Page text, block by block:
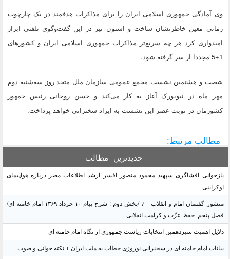
وی آمادگی جمهوری اسلامی ایران را برای مذاکرات هدفمند در یک چارچوب
زمانی معین خاطرنشان ساخت و اشتون نیز در این گفت‌وگوی تلفنی ابراز
امیدواری کرد هر چه سریع‌تر مذاکرات جمهوری اسلامی ایران و کشورهای
1+5 مجددا از سر گرفته شود.
شصت و هشتمین نشست مجمع عمومی سازمان ملل متحد روز سه‌شنبه دوم
مهر ماه در نیویورک آغاز به کار می‌کند و حسن روحانی رئیس جمهور
کشورمان در نوبت عصر این نشست به ایراد سخنرانی خواهد پرداخت.
مطالب مرتبط:
جدیدترین مطالب
بازخوانی افشاگری سپهبد محمود منصور افسر ارشد اطلاعات مصر درباره هواپیمای
اوکراینی
منشور گفتمان امام و انقلاب - 7 /بخش دوم : شرح پیام ۱۰ خرداد ۱۳۶۹ امام خامنه ای/
فصل پنجم: حفظ عزّت و کرامت انقلابی
دلایل اهمیت سیزدهمین انتخابات ریاست جمهوری از نگاه امام خامنه ای
بیانات امام خامنه ای در سخنرانی نوروزی خطاب به ملت ایران + نکته خوانی و صوت